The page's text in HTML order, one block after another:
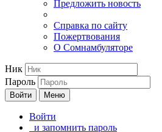
Предложить новость
Справка по сайту
Пожертвования
О Сомнамбуляторе
Ник
Пароль
Войти Меню
Войти
и запомнить пароль